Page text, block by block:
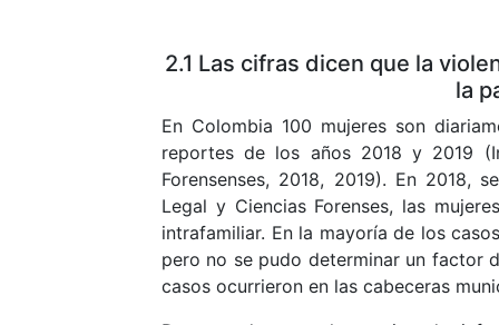
2.1 Las cifras dicen que la
la
En Colombia 100 mujeres son
reportes de los años 2018 y 2019
Forensenses, 2018, 2019). En 2018,
Legal y Ciencias Forenses, las
intrafamiliar. En la mayoría de los
pero no se pudo determinar un factor
casos ocurrieron en las cabeceras